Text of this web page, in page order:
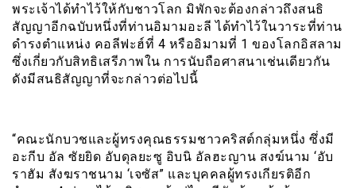
พระเจ้าได้ทำไว้ให้กับชาวโลก มิพักจะต้องกล่าวถึงสนธิ
สัญญาอีกฉบับหนึ่งที่ท่านอิมามอะลี ได้ทำไว้ในวาระที่ท่าน
ดำรงตำแหน่ง คอลีฟะฮ์ที่ 4 หรืออิมามที่ 1 ของโลกอิสลาม
ซึ่งเกี่ยวกับสิทธิเสรีภาพใน การนับถือศาสนาเช่นเดียวกัน
ดังมีสนธิสัญญาที่จะกล่าวต่อไปนี้
“คณะนักบวชและผู้ทรงคุณธรรมชาวคริสต์กลุ่มหนึ่ง ซึ่งมี
อะกีบ อัล ซัยยิด อับดุลยะซู อิบนิ อัลฮะญาน สงฆ์นาม ‘อับ
ราฮัม สังฆราชนาม ‘เจซัส” และบุคคลผู้ทรงเกียรติอีก